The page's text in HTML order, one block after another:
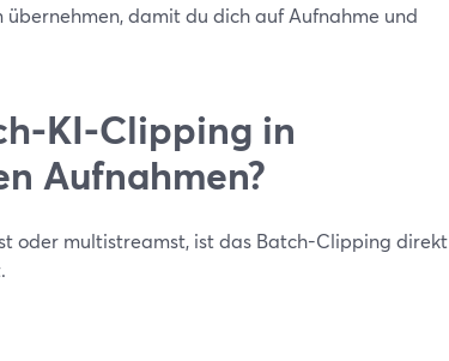
damit du dich auf Aufnahme und
KI-Clipping in
Aufnahmen?
oder multistreamst, ist das Batch-Clipping direkt